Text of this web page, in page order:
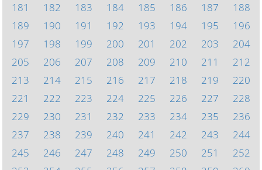
181
182 183 184 185 186 187
188
189
190 191 192 193 194 195
196
197
198 199 200 201 202 203
204
205
206 207 208 209 210 211
212
213
214 215 216 217 218 219
220
221
222 223 224 225 226 227
228
229
230 231 232 233 234 235
236
237
238 239 240 241 242 243
244
245
246 247 248 249 250 251
252